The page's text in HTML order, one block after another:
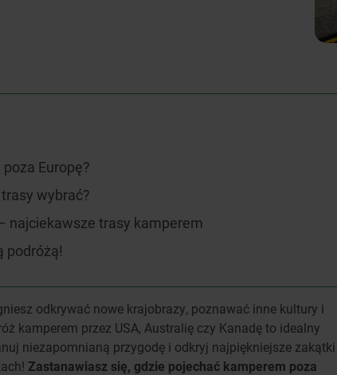
Europę?
wybrać?
najciekawsze trasy kamperem
podróżą!
odkrywać nowe krajobrazy, poznawać inne kultury i
kamperem przez USA, Australię czy Kanadę to idealny
niezapomnianą przygodę i odkryj najpiękniejsze zakątki
Zastanawiasz się, gdzie pojechać kamperem poza